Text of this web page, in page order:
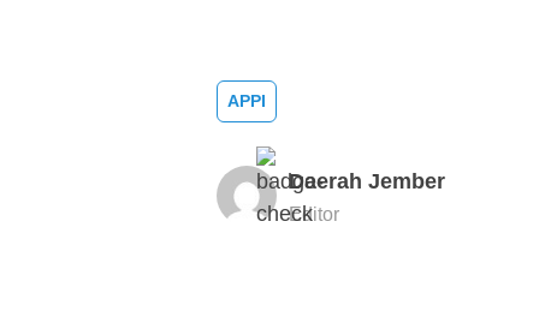
APPI
Daerah Jember
Editor